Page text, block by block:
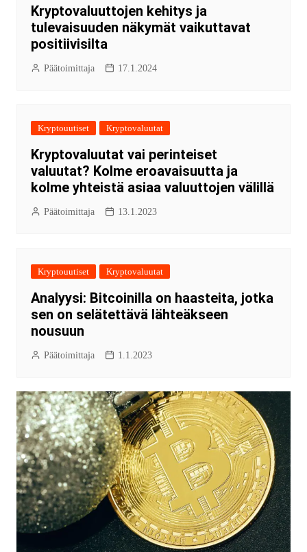
Kryptovaluuttojen kehitys ja
tulevaisuuden näkymät vaikuttavat
positiivisilta
Päätoimittaja 17.1.2024
Kryptouutiset Kryptovaluutat
Kryptovaluutat vai perinteiset
valuutat? Kolme eroavaisuutta ja
kolme yhteistä asiaa valuuttojen välillä
Päätoimittaja 13.1.2023
Kryptouutiset Kryptovaluutat
Analyysi: Bitcoinilla on haasteita, jotka
sen on selätettävä lähteäkseen
nousuun
Päätoimittaja 1.1.2023